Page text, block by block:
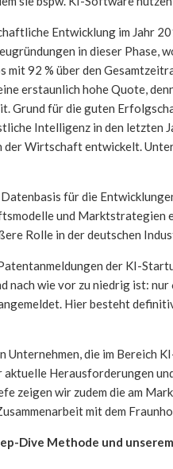
Entwicklung im Jahr
in dieser
92 % über den
erstaunlich hohe Quote,
Grund für die guten
Intelligenz in den letzten
der Wirtschaft entwickelt.
für die
und
Rolle in der deutschen
der KI-
nach wie vor zu niedrig ist:
Hier besteht
Unternehmen, die im
Herausforderungen
zeigen wir zudem die am
mit dem
Dive Methode und